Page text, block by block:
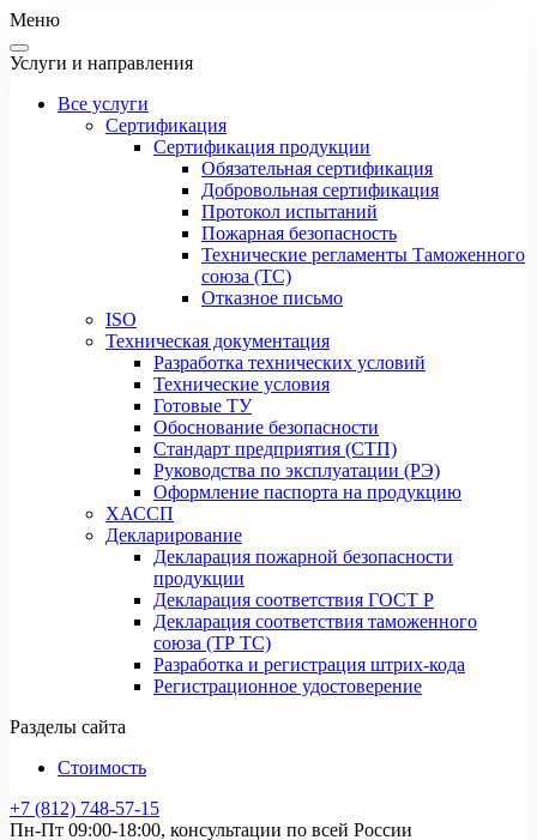
Меню
Услуги и направления
Все услуги
Сертификация
Сертификация продукции
Обязательная сертификация
Добровольная сертификация
Протокол испытаний
Пожарная безопасность
Технические регламенты Таможенного
союза (ТС)
Отказное письмо
ISO
Техническая документация
Разработка технических условий
Технические условия
Готовые ТУ
Обоснование безопасности
Стандарт предприятия (СТП)
Руководства по эксплуатации (РЭ)
Оформление паспорта на продукцию
ХАССП
Декларирование
Декларация пожарной безопасности
продукции
Декларация соответствия ГОСТ Р
Декларация соответствия таможенного
союза (ТР ТС)
Разработка и регистрация штрих-кода
Регистрационное удостоверение
Разделы сайта
Стоимость
+7 (812) 748-57-15
Пн-Пт 09:00-18:00, консультации по всей России